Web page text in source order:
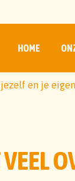
HOME
jezelf en je
VEEL